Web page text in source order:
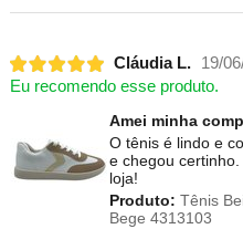
Cláudia L.
19/
Eu recomendo esse produto.
Amei minha
O tênis é lindo e
e chegou
loja!
Produto: Tênis
Bege 4313103